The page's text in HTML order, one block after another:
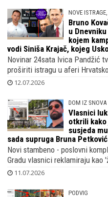
NOVE
Bruno
u
kojem
vodi Siniša Krajač, kojeg
Novinar 24sata Ivica Pandžić
proširiti istragu u aferi
12.07.2026
DOM IZ SNOVA
Vlasnici
otkrili
susjeda
sada supruga Bruna
Novi stambeno - poslovni
Gradu vlasnici reklamiraju kao
11.07.2026
PODVIG